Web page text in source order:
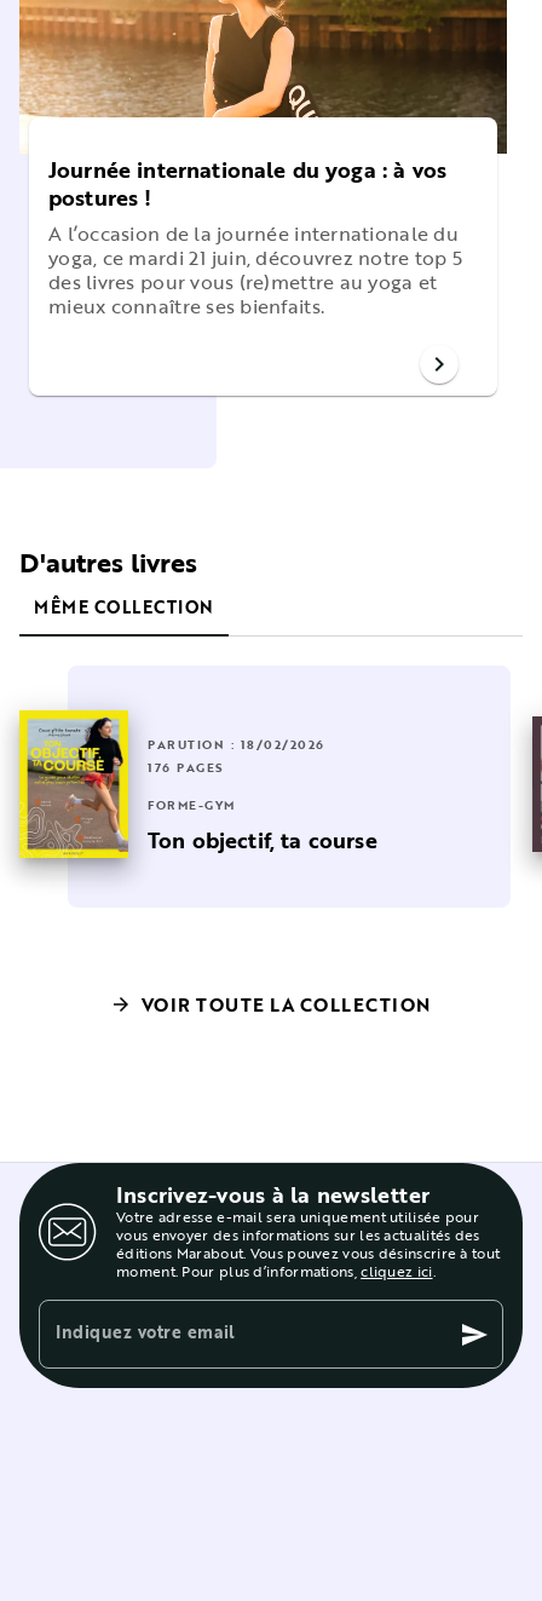
Journée internationale du yoga : à vos
postures !
A l’occasion de la journée internationale du
yoga, ce mardi 21 juin, découvrez notre top 5
des livres pour vous (re)mettre au yoga et
mieux connaître ses bienfaits.
chevron_right
D'autres livres
MÊME COLLECTION
PARUTION : 18/02/2026
176 PAGES
FORME-GYM
Ton objectif, ta course
arrow_forward VOIR TOUTE LA COLLECTION
Inscrivez-vous à la newsletter
Votre adresse e-mail sera uniquement utilisée pour
vous envoyer des informations sur les actualités des
éditions Marabout. Vous pouvez vous désinscrire à tout
moment. Pour plus d’informations,cliquez ici.
Indiquez votre email send